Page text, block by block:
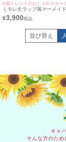
今期トレンドのおしゃれスカー
ミモレ丈ラップ風マーメイド
レアスカート (ライトグレー/
ークグレー/ブラック) (Mサイ
¥3,900
並び替え
キャ
そんな方のため